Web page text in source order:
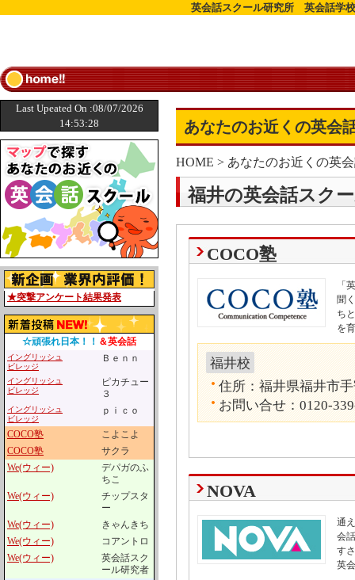
英会話スクール研究所 英会話学
Last Upeated On :08/07/2026
14:53:28
★突撃アンケート結果発表
☆頑張れ日本！！ ＆英会話
イングリッシュ
ビレッジ
Ｂｅｎｎ
イングリッシュ
ビレッジ
ピカチュー
３
イングリッシュ
ビレッジ
ｐｉｃｏ
COCO塾
こよこよ
COCO塾
サクラ
We(ウィー)
デパガのふ
ちこ
We(ウィー)
チップスタ
ー
We(ウィー)
きゃんきち
We(ウィー)
コアントロ
We(ウィー)
英会話スク
ール研究者
あなたのお近くの英会
HOME > あなたのお近くの英
福井の英会話スク
COCO塾
「
聞
ち
を
福井校
住所：福井県福井市
お問い合せ：0120-
NOVA
通
会
す
英